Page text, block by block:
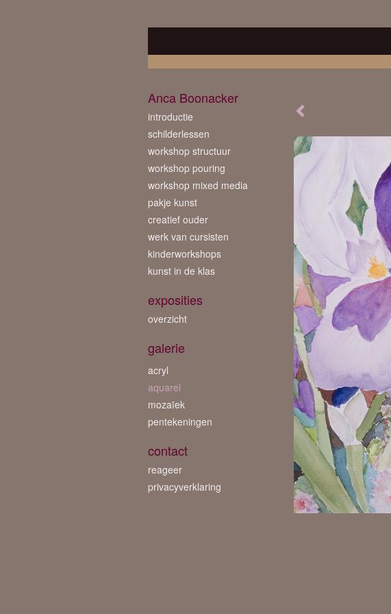
Anca Boonacker
introductie
schilderlessen
workshop structuur
workshop pouring
workshop mixed media
pakje kunst
creatief ouder
werk van cursisten
kinderworkshops
kunst in de klas
exposities
overzicht
galerie
acryl
aquarel
mozaïek
pentekeningen
contact
reageer
privacyverklaring